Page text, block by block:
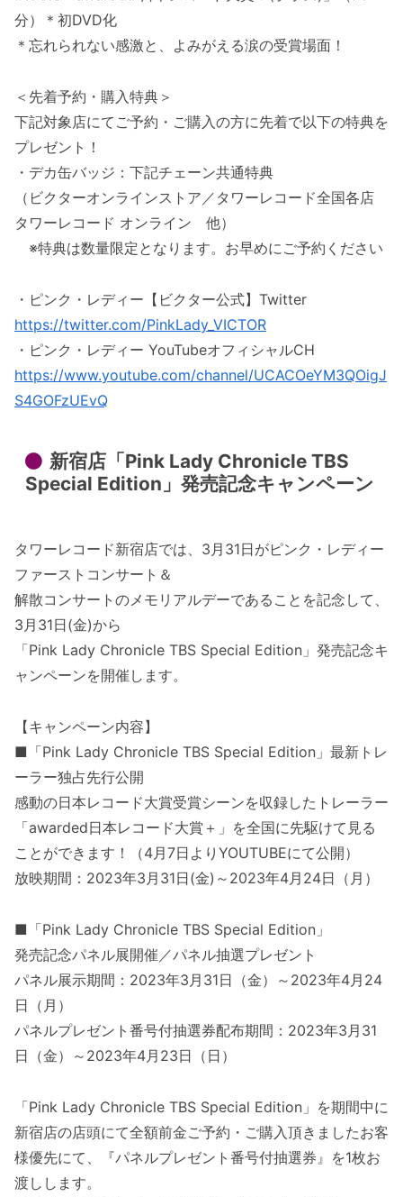
分）＊初DVD化
＊忘れられない感激と、よみがえる涙の受賞場面！
＜先着予約・購入特典＞
下記対象店にてご予約・ご購入の方に先着で以下の特典を
プレゼント！
・デカ缶バッジ：下記チェーン共通特典
（ビクターオンラインストア／タワーレコード全国各店
タワーレコード オンライン 他）
※特典は数量限定となります。お早めにご予約ください
・ピンク・レディー【ビクター公式】Twitter
https://twitter.com/PinkLady_VICTOR
・ピンク・レディー YouTubeオフィシャルCH
https://www.youtube.com/channel/UCACOeYM3QOigJ
S4GOFzUEvQ
新宿店「Pink Lady Chronicle TBS
Special Edition」発売記念キャンペーン
タワーレコード新宿店では、3月31日がピンク・レディー
ファーストコンサート＆
解散コンサートのメモリアルデーであることを記念して、
3月31日(金)から
「Pink Lady Chronicle TBS Special Edition」発売記念キ
ャンペーンを開催します。
【キャンペーン内容】
■「Pink Lady Chronicle TBS Special Edition」最新トレ
ーラー独占先行公開
感動の日本レコード大賞受賞シーンを収録したトレーラー
「awarded日本レコード大賞＋」を全国に先駆けて見る
ことができます！（4月7日よりYOUTUBEにて公開）
放映期間：2023年3月31日(金)～2023年4月24日（月）
■「Pink Lady Chronicle TBS Special Edition」
発売記念パネル展開催／パネル抽選プレゼント
パネル展示期間：2023年3月31日（金）～2023年4月24
日（月）
パネルプレゼント番号付抽選券配布期間：2023年3月31
日（金）～2023年4月23日（日）
「Pink Lady Chronicle TBS Special Edition」を期間中に
新宿店の店頭にて全額前金ご予約・ご購入頂きましたお客
様優先にて、『パネルプレゼント番号付抽選券』を1枚お
渡しします。